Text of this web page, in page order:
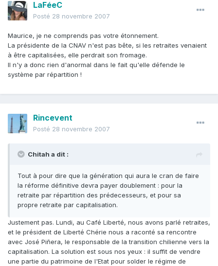
LaFéeC
Posté 28 novembre 2007
Maurice, je ne comprends pas votre étonnement.
La présidente de la CNAV n'est pas bête, si les retraites venaient
à être capitalisées, elle perdrait son fromage.
Il n'y a donc rien d'anormal dans le fait qu'elle défende le
système par répartition !
Rincevent
Posté 28 novembre 2007
Chitah a dit :
Tout à pour dire que la génération qui aura le cran de faire
la réforme définitive devra payer doublement : pour la
retraite par répartition des prédecesseurs, et pour sa
propre retraite par capitalisation.
Justement pas. Lundi, au Café Liberté, nous avons parlé retraites,
et le président de Liberté Chérie nous a raconté sa rencontre
avec José Piñera, le responsable de la transition chilienne vers la
capitalisation. La solution est sous nos yeux : il suffit de vendre
une partie du patrimoine de l'Etat pour solder le régime de